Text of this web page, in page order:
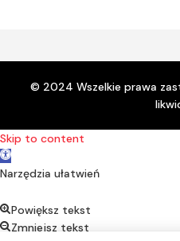
© 2024 Wszelkie prawa
Skip to content
Open toolbar
Narzędzia ułatwień
Powiększ tekst
Zmniejsz tekst